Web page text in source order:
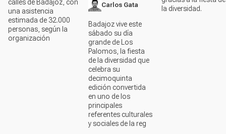
calles de Badajoz, con
una asistencia
estimada de 32.000
personas, según la
organización
Carlos Gata
Badajoz vive este
sábado su día
grande de Los
Palomos, la fiesta
de la diversidad que
celebra su
decimoquinta
edición convertida
en uno de los
principales
referentes culturales
y sociales de la reg
la diversidad.